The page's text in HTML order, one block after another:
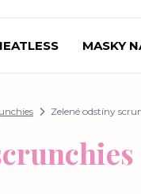
MASKY
Zelené odstíny